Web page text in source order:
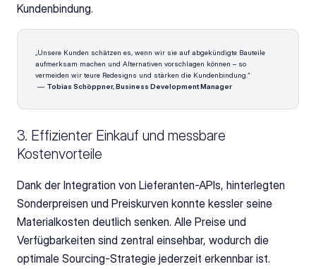
Kundenbindung.
„Unsere Kunden schätzen es, wenn wir sie auf abgekündigte Bauteile
aufmerksam machen und Alternativen vorschlagen können – so
vermeiden wir teure Redesigns und stärken die Kundenbindung.“
— Tobias Schöppner, Business Development Manager
3. Effizienter Einkauf und messbare
Kostenvorteile
Dank der Integration von Lieferanten-APIs, hinterlegten
Sonderpreisen und Preiskurven konnte kessler seine
Materialkosten deutlich senken. Alle Preise und
Verfügbarkeiten sind zentral einsehbar, wodurch die
optimale Sourcing-Strategie jederzeit erkennbar ist.